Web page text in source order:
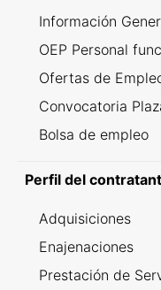
Información
OEP Personal
Ofertas de
Convocatoria
Bolsa de empleo
Perfil del
Adquisiciones
Enajenaciones
Prestación de